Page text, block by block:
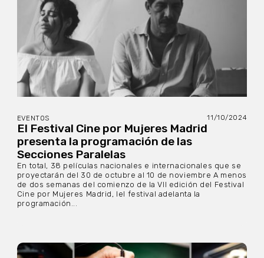
EVENTOS 11/10/2024
El Festival Cine por Mujeres Madrid
presenta la programación de las
Secciones Paralelas
En total, 38 películas nacionales e internacionales que se
proyectarán del 30 de octubre al 10 de noviembre A menos
de dos semanas del comienzo de la VII edición del Festival
Cine por Mujeres Madrid, lel festival adelanta la
programación...